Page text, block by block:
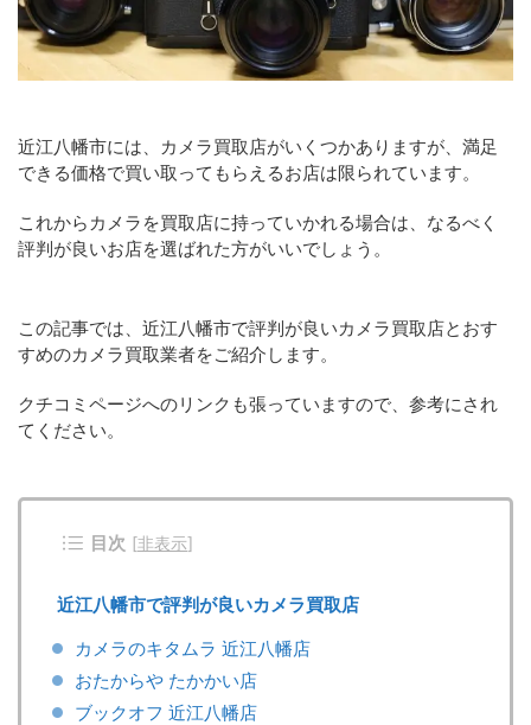
近江八幡市には、カメラ買取店がいくつかありますが、満足
できる価格で買い取ってもらえるお店は限られています。
これからカメラを買取店に持っていかれる場合は、なるべく
評判が良いお店を選ばれた方がいいでしょう。
この記事では、近江八幡市で評判が良いカメラ買取店とおす
すめのカメラ買取業者をご紹介します。
クチコミページへのリンクも張っていますので、参考にされ
てください。
目次 [非表示]
近江八幡市で評判が良いカメラ買取店
カメラのキタムラ 近江八幡店
おたからや たかかい店
ブックオフ 近江八幡店